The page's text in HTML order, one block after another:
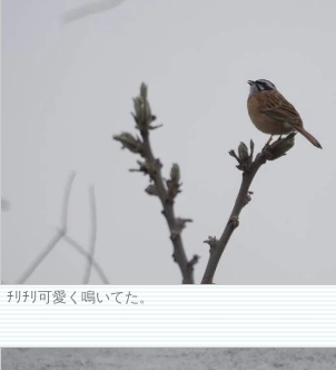
ﾁﾘﾁﾘ可愛く鳴いてた。